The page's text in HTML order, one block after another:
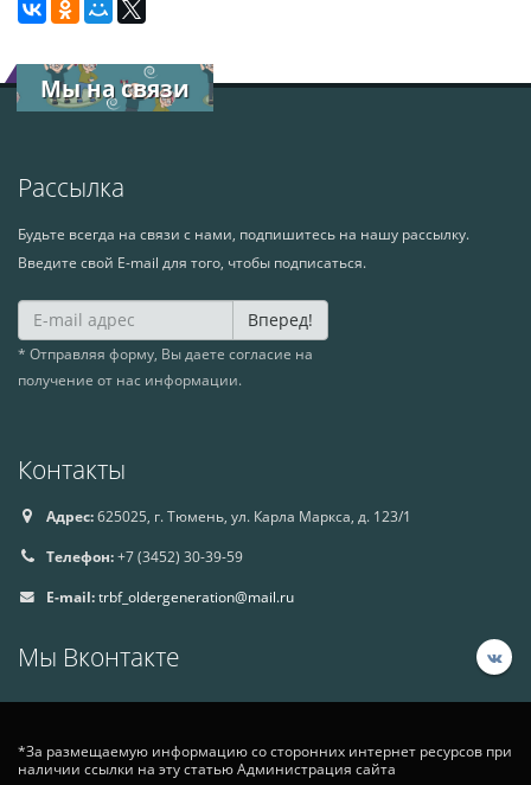
Мы на связи
Рассылка
Будьте всегда на связи с нами, подпишитесь на нашу рассылку.
Введите свой E-mail для того, чтобы подписаться.
Вперед!
* Отправляя форму, Вы даете согласие на
получение от нас информации.
Контакты
Адрес:625025, г. Тюмень, ул. Карла Маркса, д. 123/1
Телефон:+7 (3452) 30-39-59
E-mail:trbf_oldergeneration@mail.ru
Мы Вконтакте
*За размещаемую информацию со сторонних интернет ресурсов при
наличии ссылки на эту статью Администрация сайта